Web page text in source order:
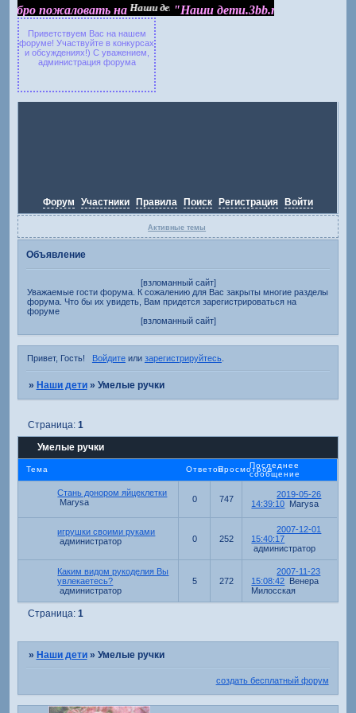
пожаловать на
Добро пожаловать на "Наши дети.3bb.ru""Наши дети.3bb.ru"
Приветствуем Вас на нашем
форуме! Участвуйте в конкурсах
и обсуждениях!) С уважением,
администрация форума
Форум Участники Правила Поиск Регистрация Войти
Активные темы
Объявление
[взломанный сайт]
Уважаемые гости форума. К сожалению для Вас закрыты многие разделы
форума. Что бы их увидеть, Вам придется зарегистрироваться на
форуме
[взломанный сайт]
Привет, Гость! Войдитеили зарегистрируйтесь.
» Наши дети » Умелые ручки
Умелые ручки
Страница: 1
Тема ОтветовПросмотровПоследнее
сообщение
Стань донором яйцеклетки
Marysa
0 747
2019-05-26
14:39:10 Marysa
игрушки своими руками
администратор
0 252
2007-12-01
15:40:17
администратор
Каким видом рукоделия Вы
увлекаетесь?
администратор
5 272
2007-11-23
15:08:42 Венера
Милосская
Страница: 1
» Наши дети » Умелые ручки
создать бесплатный форум